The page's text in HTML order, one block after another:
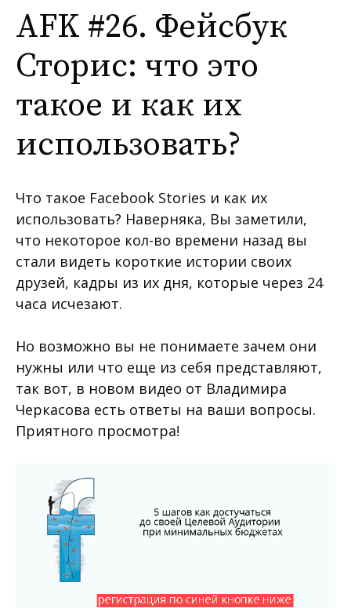
AFK #26. Фейсбук
Сторис: что это
такое и как их
использовать?
Что такое Facebook Stories и как их
использовать? Наверняка, Вы заметили,
что некоторое кол-во времени назад вы
стали видеть короткие истории своих
друзей, кадры из их дня, которые через 24
часа исчезают.
Но возможно вы не понимаете зачем они
нужны или что еще из себя представляют,
так вот, в новом видео от Владимира
Черкасова есть ответы на ваши вопросы.
Приятного просмотра!